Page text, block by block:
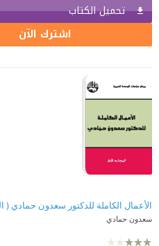
تحميل الكتاب
اشترك الآن
الأعمال الكاملة للدكتور سعدون حمادي (
سعدون حمادي